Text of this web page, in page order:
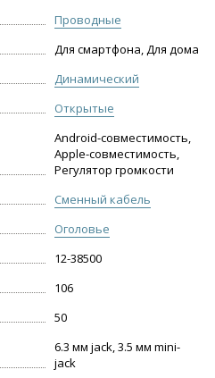
Проводные
Для смартфона, Для дома
Динамический
Открытые
Android-совместимость,
Apple-совместимость,
Регулятор громкости
Сменный кабель
Оголовье
12-38500
106
50
6.3 мм jack, 3.5 мм mini-
jack